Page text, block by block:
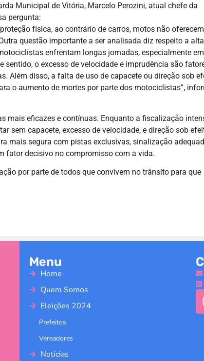
Municipal de Vitória, Marcelo Perozini, atual chefe da
pergunta:
física, ao contrário de carros, motos não oferecem
questão importante a ser analisada diz respeito a alta
enfrentam longas jornadas, especialmente em
sentido, o excesso de velocidade e imprudência são
Além disso, a falta de uso de capacete ou direção sob
o aumento de mortes por parte dos motociclistas”,
mais eficazes e contínuas. Enquanto a fiscalização
sem capacete, excesso de velocidade, e direção sob
mais segura com pistas exclusivas, sinalização
fator decisivo no compromisso com a vida.
por parte de todos que convivem no trânsito para que
Menu
Home
Quem Somos
Eleições 2024
Prefeitos
Vereadores
Notícias